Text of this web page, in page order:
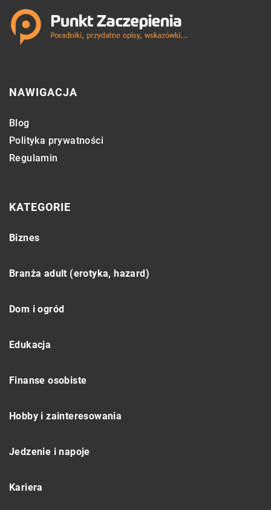
NAWIGACJA
Blog
Polityka prywatności
Regulamin
KATEGORIE
Biznes
Branża adult (erotyka, hazard)
Dom i ogród
Edukacja
Finanse osobiste
Hobby i zainteresowania
Jedzenie i napoje
Kariera